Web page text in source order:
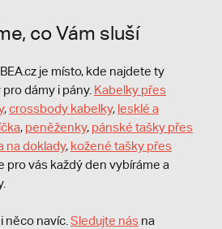
co Vám sluší
je místo, kde najdete ty
dámy i pány. Kabelky přes
,crossbody kabelky, lesklé a
, peněženky, pánské tašky přes
na doklady, kožené tašky přes
pro vás každý den vybíráme a
něco navíc. Sledujte nás na